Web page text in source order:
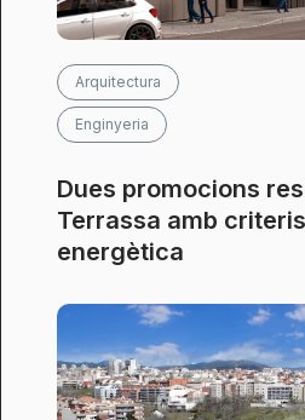
Arquitectura
Enginyeria
Dues promocions
Terrassa amb
energètica